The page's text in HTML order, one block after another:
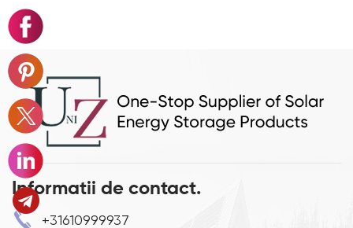
Informatii de contact.
+31610999937